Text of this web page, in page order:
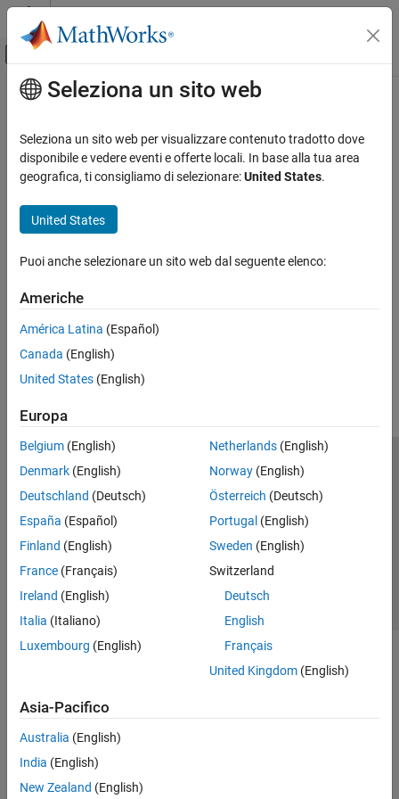
Vai al contenuto
Attiva/disattiva menu di navigazione
Pagina iniziale della documentazione
Contenuto principale
Seleziona un sito web
Seleziona un sito web per visualizzare contenuto tradotto dove
disponibile e vedere eventi e offerte locali. In base alla tua area
geografica, ti consigliamo di selezionare:United States.
United States
Puoi anche selezionare un sito web dal seguente elenco:
Americhe
América Latina (Español)
Canada (English)
United States (English)
Europa
Belgium (English)
Denmark (English)
Deutschland (Deutsch)
España (Español)
Finland (English)
France (Français)
Ireland (English)
Italia (Italiano)
Luxembourg (English)
Netherlands(English)
Norway(English)
Österreich (Deutsch)
Portugal (English)
Sweden (English)
Switzerland
Deutsch
English
Français
United Kingdom(English)
Asia-Pacifico
Australia (English)
India (English)
New Zealand (English)
Centro di fiducia
Informativa sulla privacy
Antipirateria
Stato dell'applicazione
Contatti
© 1994-2026 The MathWorks, Inc.